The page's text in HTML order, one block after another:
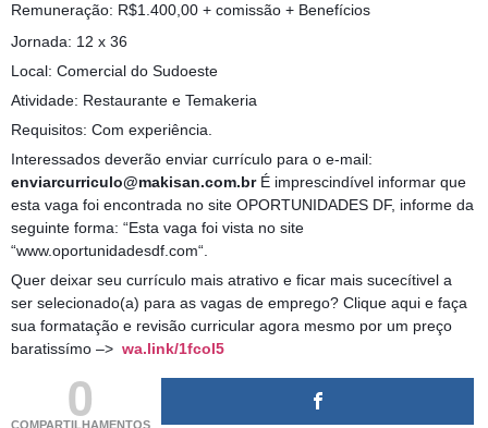
Remuneração: R$1.400,00 + comissão + Benefícios
Jornada: 12 x 36
Local: Comercial do Sudoeste
Atividade: Restaurante e Temakeria
Requisitos: Com experiência.
Interessados deverão enviar currículo para o e-mail:
enviarcurriculo@makisan.com.brÉ imprescindível informar que
esta vaga foi encontrada no site OPORTUNIDADES DF, informe da
seguinte forma: “Esta vaga foi vista no site
“www.oportunidadesdf.com“.
Quer deixar seu currículo mais atrativo e ficar mais sucecítivel a
ser selecionado(a) para as vagas de emprego? Clique aqui e faça
sua formatação e revisão curricular agora mesmo por um preço
baratissímo –> wa.link/1fcol5
0
COMPARTILHAMENTOS